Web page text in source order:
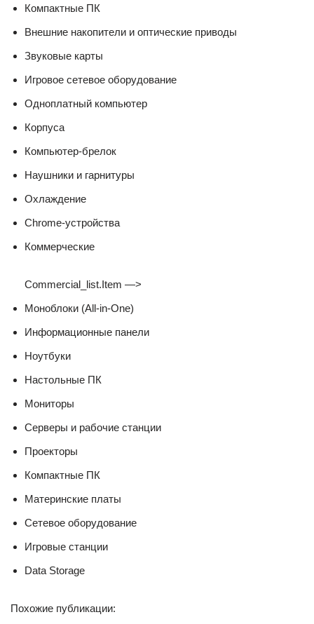
Компактные ПК
Внешние накопители и оптические приводы
Звуковые карты
Игровое сетевое оборудование
Одноплатный компьютер
Корпуса
Компьютер-брелок
Наушники и гарнитуры
Охлаждение
Chrome-устройства
Коммерческие
Commercial_list.Item —>
Моноблоки (All-in-One)
Информационные панели
Ноутбуки
Настольные ПК
Мониторы
Серверы и рабочие станции
Проекторы
Компактные ПК
Материнские платы
Сетевое оборудование
Игровые станции
Data Storage
Похожие публикации: